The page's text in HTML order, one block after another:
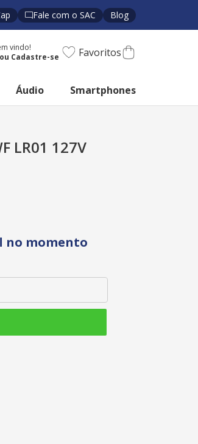
Fale com o SAC Blog
vindo! Favoritos
Áudio Smartphones
LR01 127V
no momento